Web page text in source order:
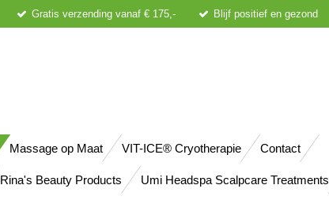
Gratis verzending vanaf € 175,- Blijf positief en gezond
Massage op Maat VIT-ICE® Cryotherapie Contact
Rina's Beauty Products Umi Headspa Scalpcare Treatments